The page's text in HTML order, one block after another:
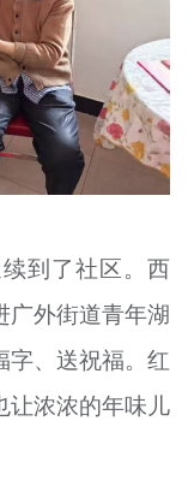
到了社区。西
广外街道青年湖
字、送祝福。红
让浓浓的年味儿